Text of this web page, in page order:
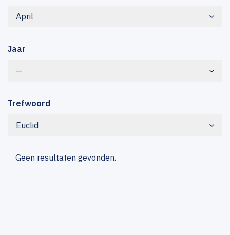
April
Jaar
—
Trefwoord
Euclid
Geen resultaten gevonden.